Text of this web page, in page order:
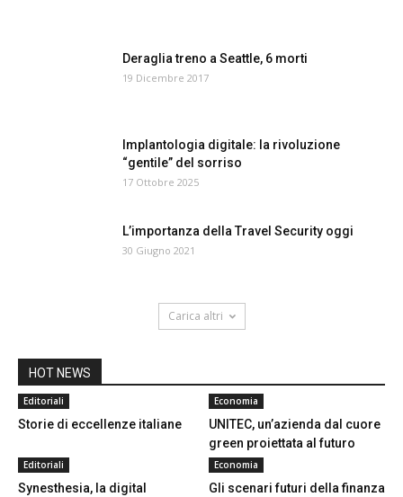
Deraglia treno a Seattle, 6 morti
19 Dicembre 2017
Implantologia digitale: la rivoluzione
“gentile” del sorriso
17 Ottobre 2025
L’importanza della Travel Security oggi
30 Giugno 2021
Carica altri
HOT NEWS
Editoriali
Storie di eccellenze italiane
Economia
UNITEC, un’azienda dal cuore
green proiettata al futuro
Editoriali
Synesthesia, la digital
Economia
Gli scenari futuri della finanza